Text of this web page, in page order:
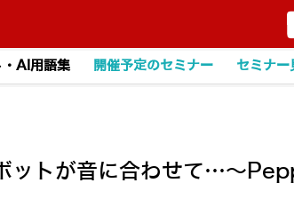
・AI用語集 開催予定のセミナー セミナー
ットが音に合わせて…～